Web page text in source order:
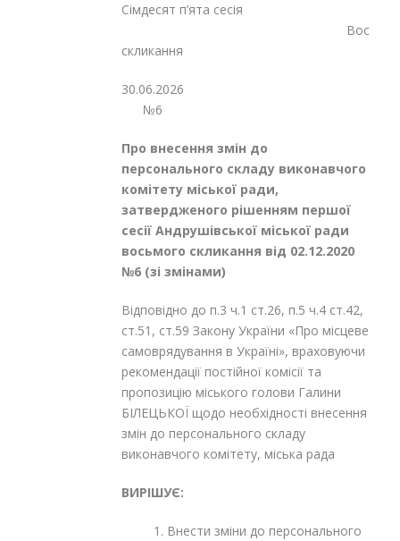
Сімдесят п’ята сесія
скликання
№6
Про внесення змін до
персонального складу виконавчого
комітету міської ради,
затвердженого рішенням першої
сесії Андрушівської міської ради
восьмого скликання від 02.12.2020
№6 (зі змінами)
Відповідно до п.3 ч.1 ст.26, п.5 ч.4 ст.42,
ст.51, ст.59 Закону України «Про місцеве
самоврядування в Україні», враховуючи
рекомендації постійної комісії та
пропозицію міського голови Галини
БІЛЕЦЬКОЇ щодо необхідності внесення
змін до персонального складу
виконавчого комітету, міська рада
ВИРІШУЄ:
1. Внести зміни до персонального